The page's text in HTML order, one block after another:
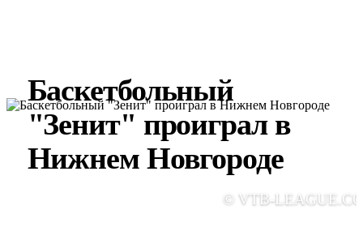
Баскетбольный
"Зенит" проиграл в
Нижнем Новгороде
© VTB-